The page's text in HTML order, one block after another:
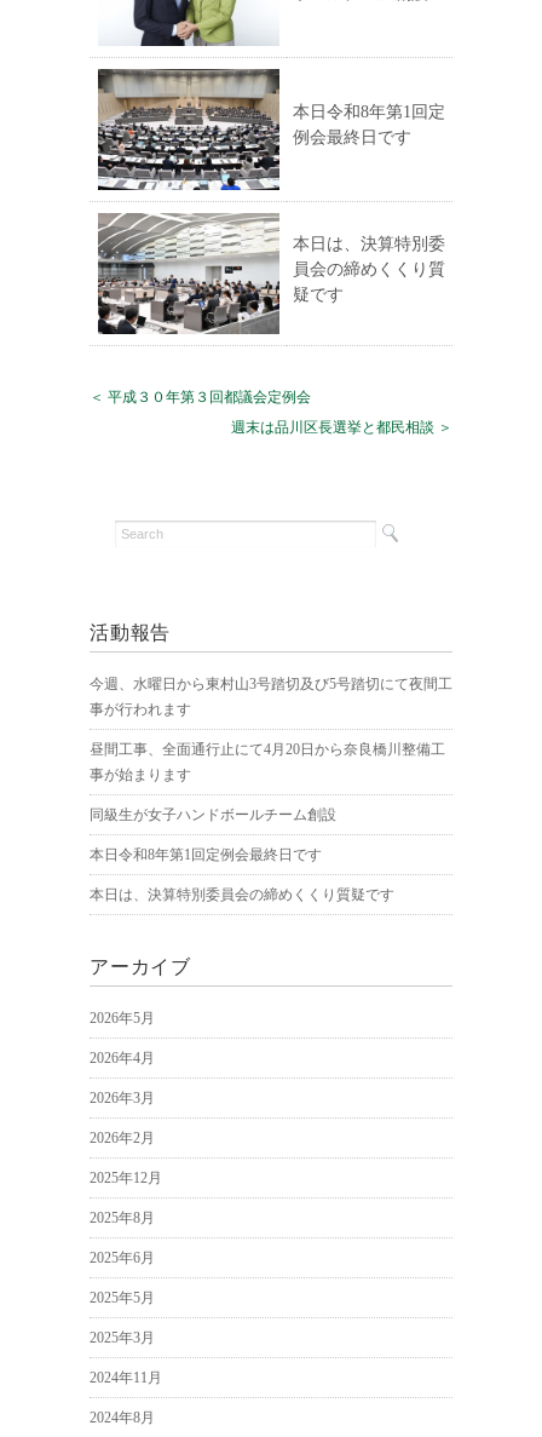
本日令和8年第1回定
例会最終日です
本日は、決算特別委
員会の締めくくり質
疑です
＜ 平成３０年第３回都議会定例会
週末は品川区長選挙と都民相談 ＞
活動報告
今週、水曜日から東村山3号踏切及び5号踏切にて夜間工
事が行われます
昼間工事、全面通行止にて4月20日から奈良橋川整備工
事が始まります
同級生が女子ハンドボールチーム創設
本日令和8年第1回定例会最終日です
本日は、決算特別委員会の締めくくり質疑です
アーカイブ
2026年5月
2026年4月
2026年3月
2026年2月
2025年12月
2025年8月
2025年6月
2025年5月
2025年3月
2024年11月
2024年8月